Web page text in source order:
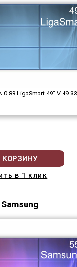
LigaSmart 49" V 49.33
КОРЗИНУ
в 1 клик